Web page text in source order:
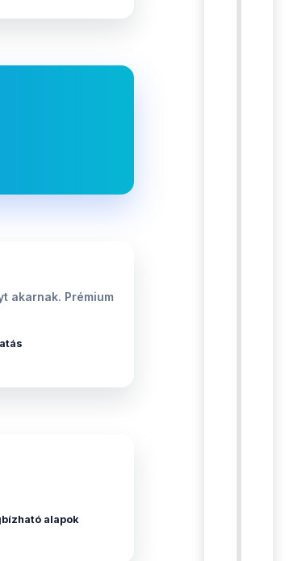
akarnak. Prémium
alapok